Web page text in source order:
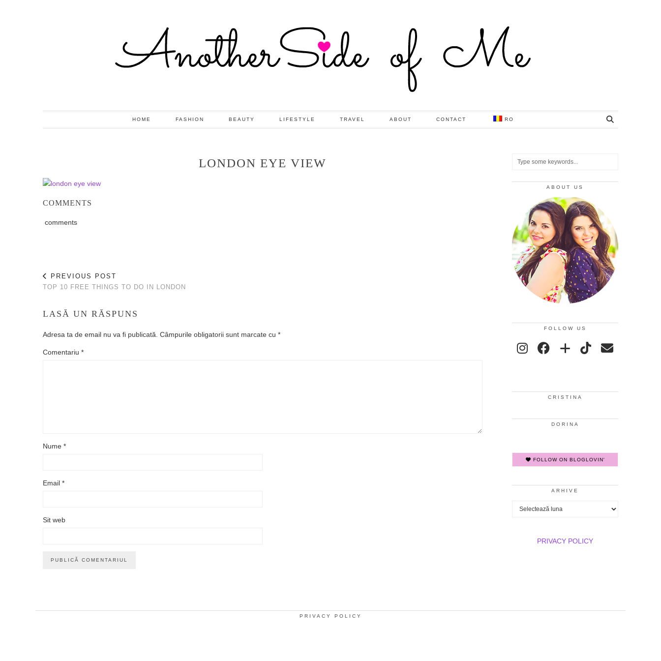
HOME FASHION BEAUTY LIFESTYLE TRAVEL ABOUT CONTACT RO
LONDON EYE VIEW
COMMENTS
comments
PREVIOUS POST
TOP 10 FREE THINGS TO DO IN LONDON
LASĂ UN RĂSPUNS
Adresa ta de email nu va fi publicată. Câmpurile obligatorii sunt marcate cu *
Comentariu *
Nume *
Email *
Sit web
ABOUT US
FOLLOW US
CRISTINA
DORINA
FOLLOW ON BLOGLOVIN'
ARHIVE
Arhive
PRIVACY POLICY
PRIVACY POLICY